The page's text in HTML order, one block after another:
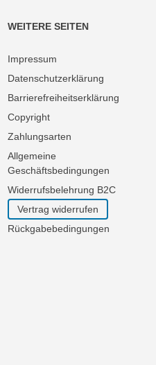
WEITERE SEITEN
Impressum
Datenschutzerklärung
Barrierefreiheitserklärung
Copyright
Zahlungsarten
Allgemeine
Geschäftsbedingungen
Widerrufsbelehrung B2C
Vertrag widerrufen
Rückgabebedingungen